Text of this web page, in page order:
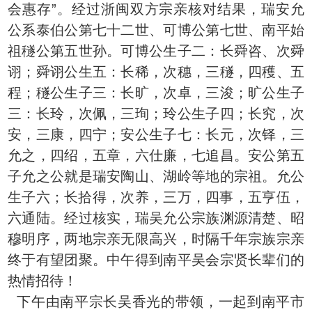
会惠存”。经过浙闽双方宗亲核对结果，瑞安允
公系泰伯公第七十二世、可博公第七世、南平始
祖穟公第五世孙。可博公生子二：长舜咨、次舜
诩；舜诩公生五：长稀，次穗，三穟，四穫、五
程；穟公生子三：长旷，次卓，三浚；旷公生子
三：长玲，次佩，三珣；玲公生子四；长究，次
安，三康，四宁；安公生子七：长元，次铎，三
允之，四绍，五章，六仕廉，七追昌。安公第五
子允之公就是瑞安陶山、湖岭等地的宗祖。允公
生子六；长拾得，次养，三万，四事，五亨伍，
六通陆。经过核实，瑞吴允公宗族渊源清楚、昭
穆明序，两地宗亲无限高兴，时隔千年宗族宗亲
终于有望团聚。中午得到南平吴会宗贤长辈们的
热情招待！
下午由南平宗长吴香光的带领，一起到南平市